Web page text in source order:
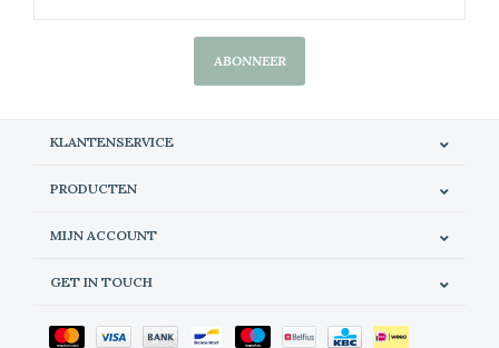
ABONNEER
KLANTENSERVICE
PRODUCTEN
MIJN ACCOUNT
GET IN TOUCH